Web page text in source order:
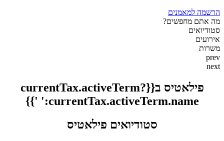
הרשמה למאמנים
מה אתם מחפשים?
סטודיואים
אירועים
משרות
prev
next
פילאטיס ב{{currentTax.activeTerm?
currentTax.activeTerm.name:' '}}
סטודיואים פילאטיס